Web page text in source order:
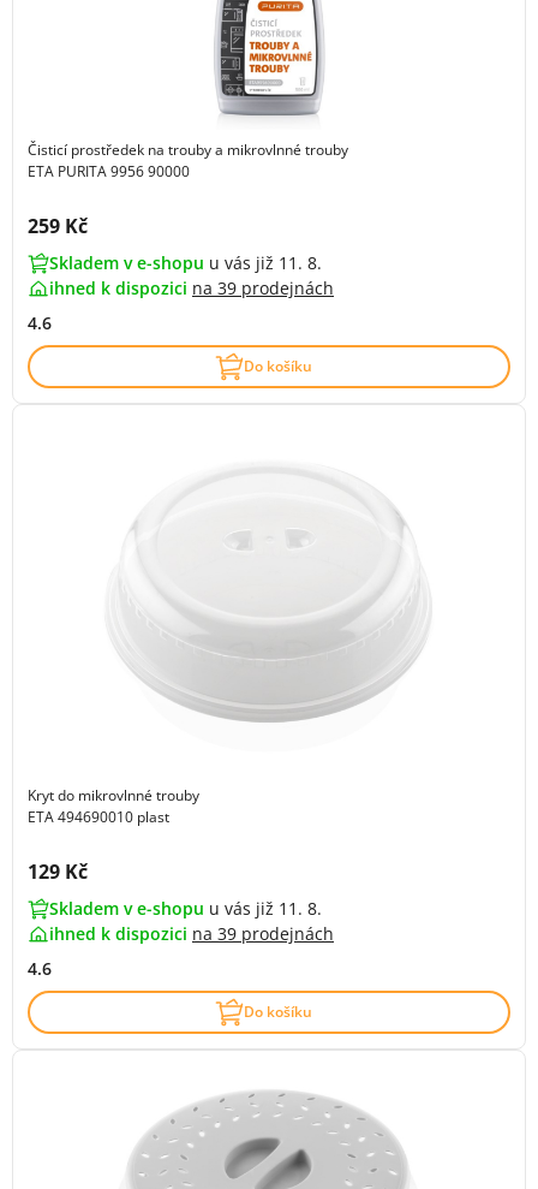
Čisticí prostředek na trouby a mikrovlnné trouby
ETA PURITA 9956 90000
Cena s DPH:
259 Kč
Skladem v e-shopu u vás již 11. 8.
ihned k dispozici na 39 prodejnách
4.6
Do košíku
Kryt do mikrovlnné trouby
ETA 494690010 plast
Cena s DPH:
129 Kč
Skladem v e-shopu u vás již 11. 8.
ihned k dispozici na 39 prodejnách
4.6
Do košíku